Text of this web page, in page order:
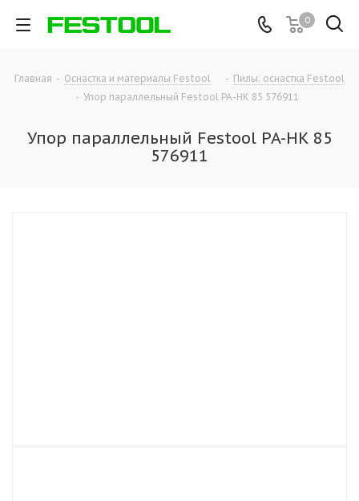
0
Главная - Оснастка и материалы Festool - Пилы: оснастка Festool
- Упор параллельный Festool PA-HK 85 576911
Упор параллельный Festool PA-HK 85
576911